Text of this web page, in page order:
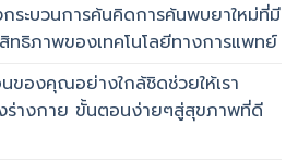
ระบวนการค้นคิดการค้นพบยาใหม่ที่มี
ทธิภาพของเทคโนโลยีทางการแพทย์
ของคุณอย่างใกล้ชิดช่วยให้เรา
ร่างกาย ขั้นตอนง่ายๆสู่สุขภาพที่ดี